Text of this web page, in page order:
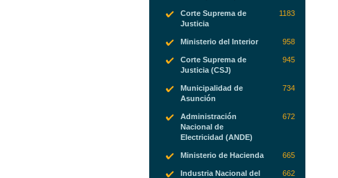
Corte Suprema de
Justicia
1183
Ministerio del Interior 958
Corte Suprema de
Justicia (CSJ)
945
Municipalidad de
Asunción
734
Administración
Nacional de
Electricidad (ANDE)
672
Ministerio de Hacienda 665
Industria Nacional del
662